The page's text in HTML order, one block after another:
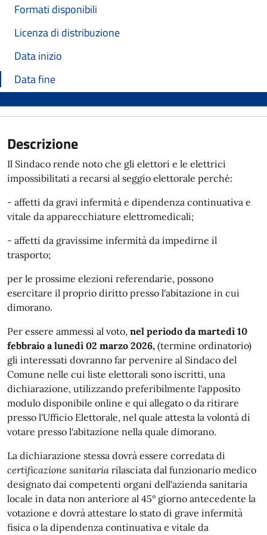
Formati disponibili
Licenza di distribuzione
Data inizio
Data fine
Descrizione
Il Sindaco rende noto che gli elettori e le elettrici
impossibilitati a recarsi al seggio elettorale perché:
- affetti da gravi infermità e dipendenza continuativa e
vitale da apparecchiature elettromedicali;
- affetti da gravissime infermità da impedirne il
trasporto;
per le prossime elezioni referendarie, possono
esercitare il proprio diritto presso l'abitazione in cui
dimorano.
Per essere ammessi al voto, nel periodo da martedì 10
febbraio a lunedì 02 marzo 2026, (termine ordinatorio)
gli interessati dovranno far pervenire al Sindaco del
Comune nelle cui liste elettorali sono iscritti, una
dichiarazione, utilizzando preferibilmente l'apposito
modulo disponibile online e qui allegato o da ritirare
presso l'Ufficio Elettorale, nel quale attesta la volontà di
votare presso l'abitazione nella quale dimorano.
La dichiarazione stessa dovrà essere corredata di
certificazione sanitaria rilasciata dal funzionario medico
designato dai competenti organi dell'azienda sanitaria
locale in data non anteriore al 45° giorno antecedente la
votazione e dovrà attestare lo stato di grave infermità
fisica o la dipendenza continuativa e vitale da